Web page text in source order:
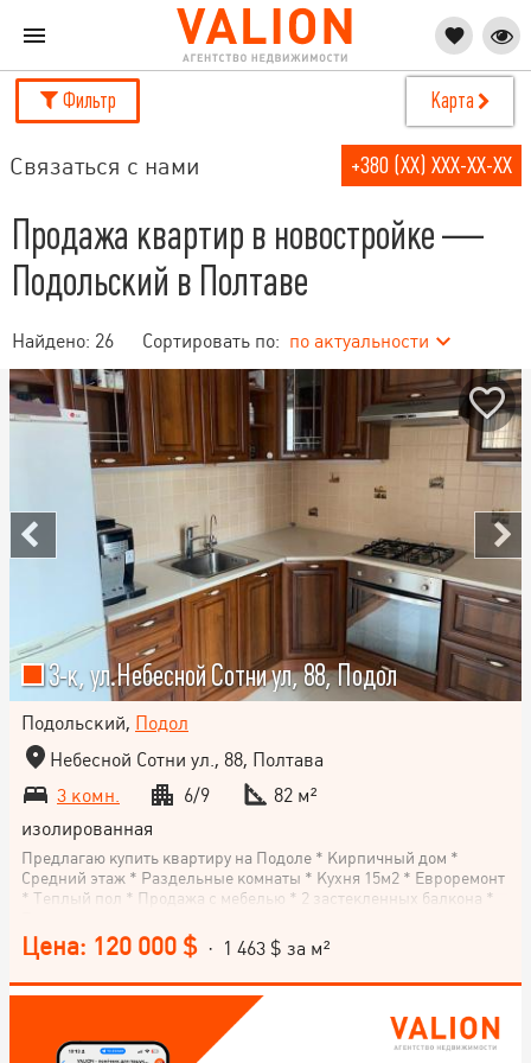
Фильтр Карта
Связаться с нами +380 (XX) XXX-XX-XX
Продажа квартир в новостройке —
Подольский в Полтаве
Найдено: 26 Сортировать по: по актуальности
3-к, ул.Небесной Сотни ул, 88, Подол
Подольский, Подол
Небесной Сотни ул., 88, Полтава
3 комн.
6/9
82 м²
изолированная
Предлагаю купить квартиру на Подоле * Кирпичный дом *
Средний этаж * Раздельные комнаты * Кухня 15м2 * Евроремонт
* Теплый пол * Продажа с мебелью * 2 застекленных балкона *
Цена: 120 000 $ · 1 463 $ за м²